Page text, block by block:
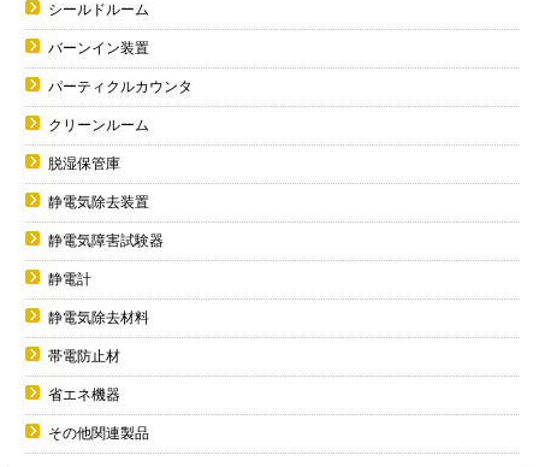
シールドルーム
バーンイン装置
パーティクルカウンタ
クリーンルーム
脱湿保管庫
静電気除去装置
静電気障害試験器
静電計
静電気除去材料
帯電防止材
省エネ機器
その他関連製品